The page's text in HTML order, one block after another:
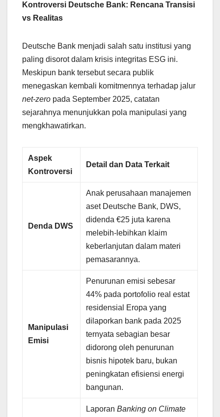
Kontroversi Deutsche Bank: Rencana Transisi
vs Realitas
Deutsche Bank menjadi salah satu institusi yang
paling disorot dalam krisis integritas ESG ini.
Meskipun bank tersebut secara publik
menegaskan kembali komitmennya terhadap jalur
net-zero pada September 2025, catatan
sejarahnya menunjukkan pola manipulasi yang
mengkhawatirkan.
Aspek
Kontroversi
Detail dan Data Terkait
Denda DWS
Anak perusahaan manajemen
aset Deutsche Bank, DWS,
didenda €25 juta karena
melebih-lebihkan klaim
keberlanjutan dalam materi
pemasarannya.
Manipulasi
Emisi
Penurunan emisi sebesar
44% pada portofolio real estat
residensial Eropa yang
dilaporkan bank pada 2025
ternyata sebagian besar
didorong oleh penurunan
bisnis hipotek baru, bukan
peningkatan efisiensi energi
bangunan.
LaporanBanking on Climate